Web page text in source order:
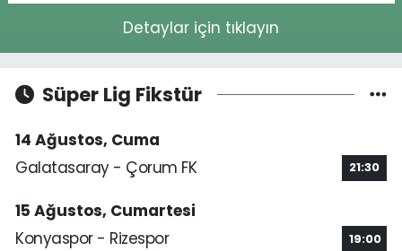
Detaylar için tıklayın
Süper Lig Fikstür
14 Ağustos, Cuma
Galatasaray - Çorum FK
21:30
15 Ağustos, Cumartesi
Konyaspor - Rizespor
19:00